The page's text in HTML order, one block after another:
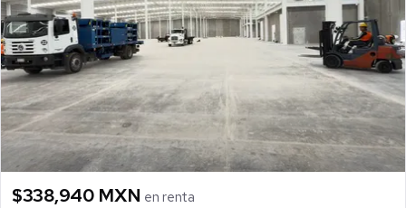
$338,940 MXN en renta